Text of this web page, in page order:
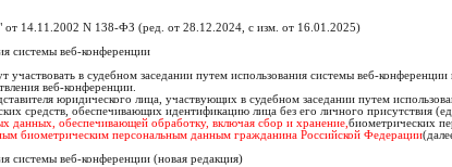
от 14.11.2002 N 138-ФЗ (ред. от 28.12.2024, с изм. от 16.01.2025)
системы веб-конференции
в судебном заседании путем использования системы веб-конференции
веб-конференции.
юридического лица, участвующих в судебном заседании путем
средств, обеспечивающих идентификацию лица без его личного присутствия
данных, обеспечивающей обработку, включая сбор и хранение, биометрических
биометрическим персональным данным гражданина Российской Федерации
системы веб-конференции (новая редакция)